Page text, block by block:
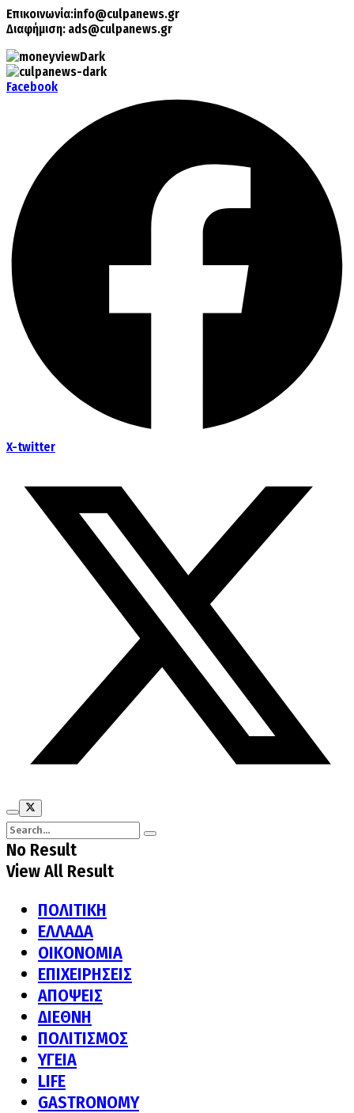
Επικοινωνία:info@culpanews.gr
Διαφήμιση: ads@culpanews.gr
Facebook
X-twitter
No Result
View All Result
ΠΟΛΙΤΙΚΗ
ΕΛΛΑΔΑ
ΟΙΚΟΝΟΜΙΑ
ΕΠΙΧΕΙΡΗΣΕΙΣ
ΑΠΟΨΕΙΣ
ΔΙΕΘΝΗ
ΠΟΛΙΤΙΣΜΟΣ
ΥΓΕΙΑ
LIFE
GASTRONOMY